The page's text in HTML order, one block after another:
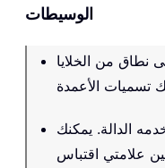
الوسيطات
نطاق من الخلايا
الدالة. يمكنك
علامتي اقتباس